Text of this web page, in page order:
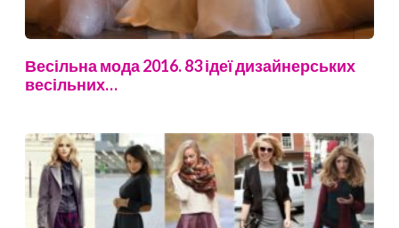
Весільна мода 2016. 83 ідеї дизайнерських
весільних…